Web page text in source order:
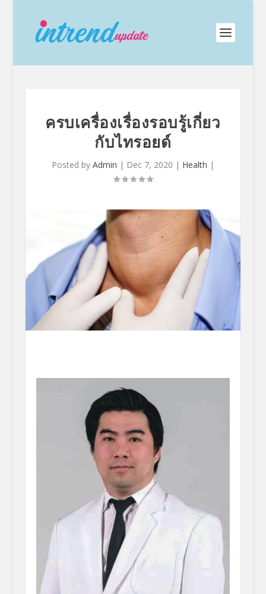
ครบเครื่องเรื่องรอบรู้เกี่ยว
กับไทรอยด์
Posted by Admin | Dec 7, 2020 | Health |